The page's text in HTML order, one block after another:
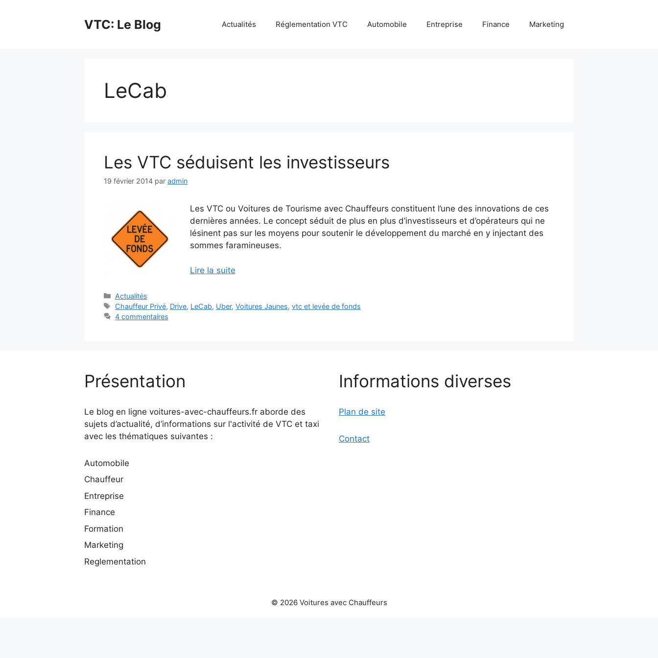
VTC: Le Blog Actualités Réglementation VTC Automobile Entreprise Finance Marketing
LeCab
Les VTC séduisent les investisseurs
19 février 2014 par admin
Les VTC ou Voitures de Tourisme avec Chauffeurs constituent l’une des innovations de ces
dernières années. Le concept séduit de plus en plus d’investisseurs et d’opérateurs qui ne
lésinent pas sur les moyens pour soutenir le développement du marché en y injectant des
sommes faramineuses.
Lire la suite
Catégories
Actualités
Étiquettes
Chauffeur Privé, Drive, LeCab, Uber,Voitures Jaunes,vtc et levée de fonds
4 commentaires
Présentation
Le blog en ligne voitures-avec-chauffeurs.fr aborde des
sujets d’actualité, d’informations sur l'activité de VTC et taxi
avec les thématiques suivantes :
Automobile
Chauffeur
Entreprise
Finance
Formation
Marketing
Reglementation
Informations diverses
Plan de site
Contact
© 2026 Voitures avec Chauffeurs